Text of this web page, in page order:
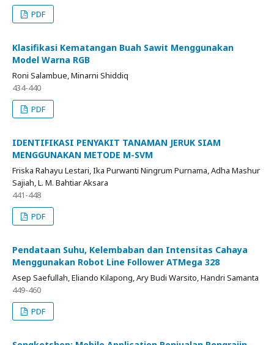
PDF
Klasifikasi Kematangan Buah Sawit Menggunakan
Model Warna RGB
Roni Salambue, Minarni Shiddiq
434-440
PDF
IDENTIFIKASI PENYAKIT TANAMAN JERUK SIAM
MENGGUNAKAN METODE M-SVM
Friska Rahayu Lestari, Ika Purwanti Ningrum Purnama, Adha Mashur
Sajiah, L. M. Bahtiar Aksara
441-448
PDF
Pendataan Suhu, Kelembaban dan Intensitas Cahaya
Menggunakan Robot Line Follower ATMega 328
Asep Saefullah, Eliando Kilapong, Ary Budi Warsito, Handri Samanta
449-460
PDF